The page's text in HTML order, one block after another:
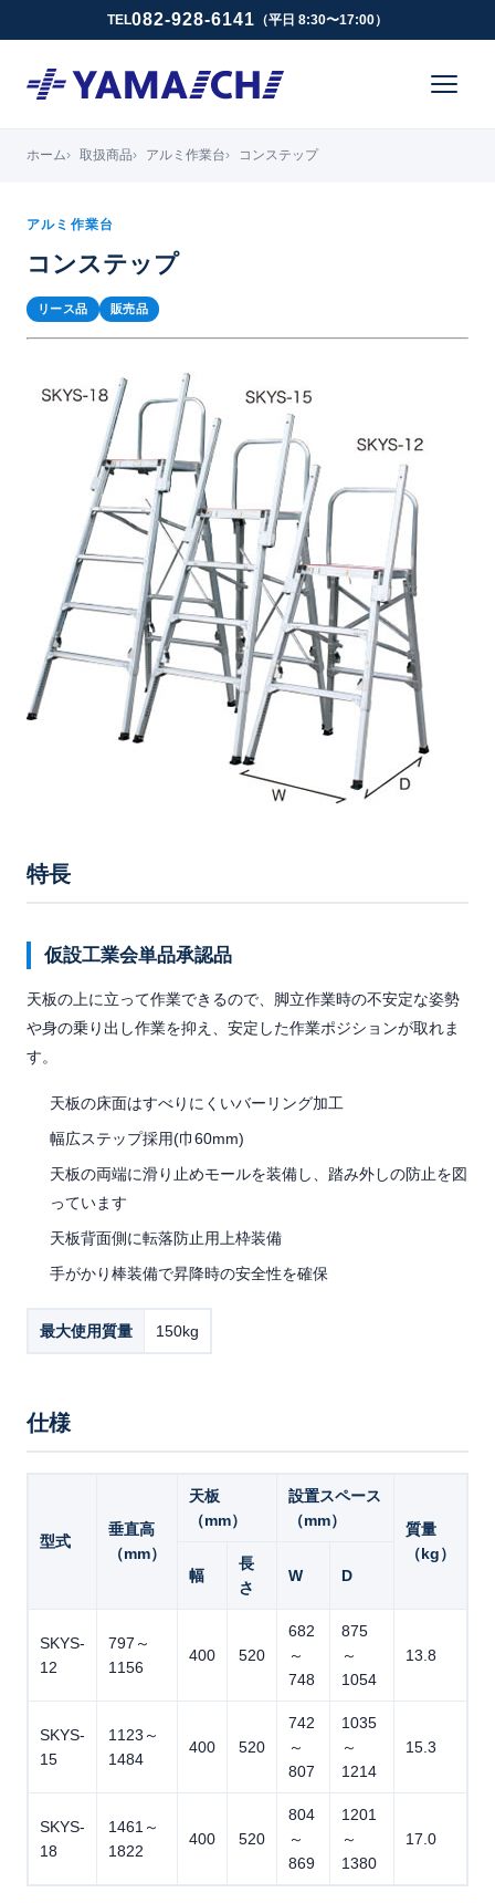
TEL082-928-6141 （平日 8:30〜17:00）
ホーム 取扱商品 アルミ作業台 コンステップ
アルミ作業台
コンステップ
リース品 販売品
特長
仮設工業会単品承認品
天板の上に立って作業できるので、脚立作業時の不安定な姿勢
や身の乗り出し作業を抑え、安定した作業ポジションが取れま
す。
天板の床面はすべりにくいバーリング加工
幅広ステップ採用(巾60mm)
天板の両端に滑り止めモールを装備し、踏み外しの防止を図
っています
天板背面側に転落防止用上枠装備
手がかり棒装備で昇降時の安全性を確保
最大使用質量 150kg
仕様
型式
垂直高
（mm）
天板
（mm）
設置スペース
（mm）
質量
（kg）
幅
長
さ
W D
SKYS-
12
797～
1156
400 520
682
～
748
875
～
1054
13.8
SKYS-
15
1123～
1484
400 520
742
～
807
1035
～
1214
15.3
SKYS-
18
1461～
1822
400 520
804
～
869
1201
～
1380
17.0